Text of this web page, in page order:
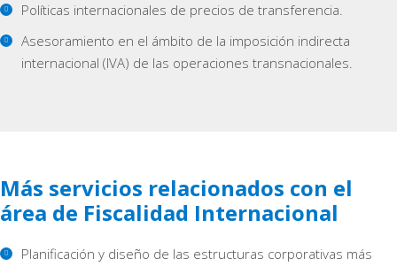
Políticas internacionales de precios de transferencia.
Asesoramiento en el ámbito de la imposición indirecta
internacional (IVA) de las operaciones transnacionales.
Más servicios relacionados con el
área de Fiscalidad Internacional
Planificación y diseño de las estructuras corporativas más